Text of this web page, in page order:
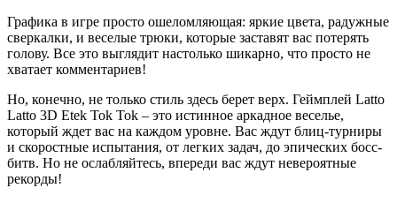
Графика в игре просто ошеломляющая: яркие цвета, радужные
сверкалки, и веселые трюки, которые заставят вас потерять
голову. Все это выглядит настолько шикарно, что просто не
хватает комментариев!
Но, конечно, не только стиль здесь берет верх. Геймплей Latto
Latto 3D Etek Tok Tok – это истинное аркадное веселье,
который ждет вас на каждом уровне. Вас ждут блиц-турниры
и скоростные испытания, от легких задач, до эпических босс-
битв. Но не ослабляйтесь, впереди вас ждут невероятные
рекорды!